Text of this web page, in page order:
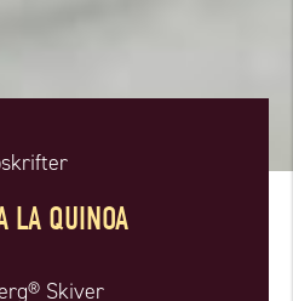
LA QUINOA
Skiver